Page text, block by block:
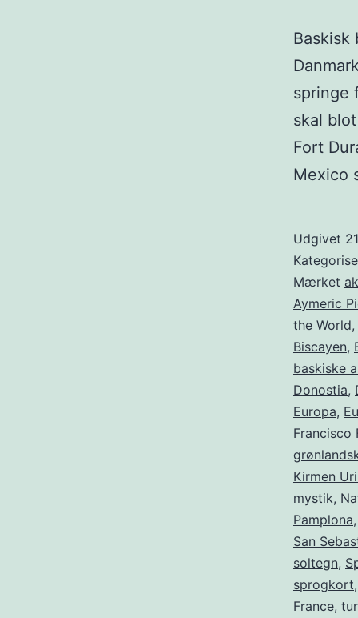
Baskisk
springe
skal
Fort
Mexico
Udgivet
Mærket
Aymeric
the World,
Biscayen,
baskiske
Donostia,
Europa,
Francisco
Kirmen
mystik,
Pamplona
San
soltegn,
sprogkort
France,